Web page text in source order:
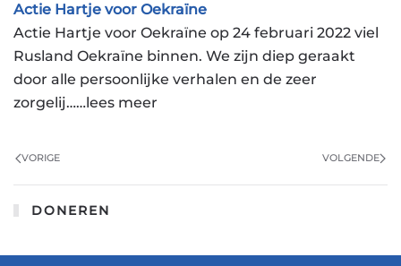
Actie Hartje voor Oekraïne
Actie Hartje voor Oekraïne op 24 februari 2022 viel
Rusland Oekraïne binnen. We zijn diep geraakt
door alle persoonlijke verhalen en de zeer
zorgelij……lees meer
VORIGE VOLGENDE
DONEREN